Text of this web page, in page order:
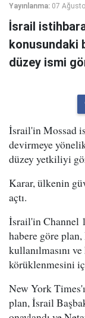
Yayınlanma: 07
İsrail
konusundaki
düzey ismi
İsrail'in Mossad
devirmeye
düzey yetkiliyi
Karar, ülkenin
açtı.
İsrail'in Channel
habere göre plan,
kullanılmasını
körüklenmesini
New York
plan, İsrail